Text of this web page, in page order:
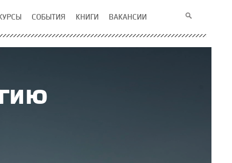
СОБЫТИЯ КНИГИ ВАКАНСИИ